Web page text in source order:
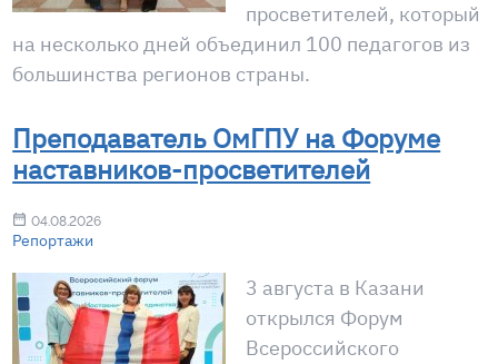
просветителей, который
на несколько дней объединил 100 педагогов из
большинства регионов страны.
Преподаватель ОмГПУ на Форуме
наставников-просветителей
04.08.2026
Репортажи
3 августа в Казани
открылся Форум
Всероссийского